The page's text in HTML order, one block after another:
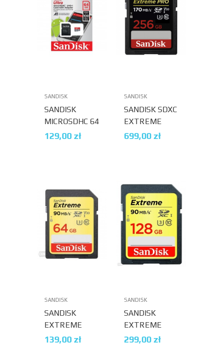
SANDISK
SANDISK
MICROSDHC 64
GB ULTRA
129,00 zł
SANDISK
SANDISK SDXC
EXTREME
PRO 256GB
699,00 zł
SANDISK
SANDISK
EXTREME
SDHC/SDXC
139,00 zł
SANDISK
SANDISK
EXTREME
SDHC/SDXC
299,00 zł